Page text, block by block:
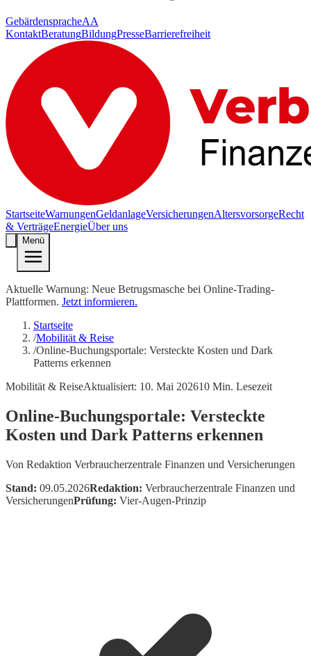
GebärdenspracheAA
KontaktBeratungBildungPresseBarrierefreiheit
StartseiteWarnungenGeldanlageVersicherungenAltersvorsorgeRecht
& VerträgeEnergieÜber uns
Menü
Aktuelle Warnung: Neue Betrugsmasche bei Online-Trading-
Plattformen. Jetzt informieren.
Startseite
/Mobilität & Reise
/Online-Buchungsportale: Versteckte Kosten und Dark
Patterns erkennen
Mobilität & ReiseAktualisiert: 10. Mai 202610 Min. Lesezeit
Online-Buchungsportale: Versteckte
Kosten und Dark Patterns erkennen
Von Redaktion Verbraucherzentrale Finanzen und Versicherungen
Stand: 09.05.2026Redaktion: Verbraucherzentrale Finanzen und
VersicherungenPrüfung: Vier-Augen-Prinzip